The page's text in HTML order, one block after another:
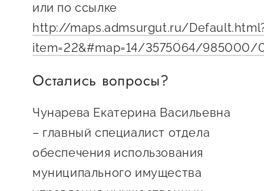
бизнеса
Каталог югорских франшиз
Инвестору
Самозанятому
Новости УФНС
Каталог грантов
Конкурсы для
предпринимателей
или по ссылке
http://maps.admsurgut.ru/
item=22&#map=14/3575064/985000/
Остались вопросы?
Чунарева Екатерина Васильевна
– главный специалист отдела
обеспечения использования
муниципального имущества